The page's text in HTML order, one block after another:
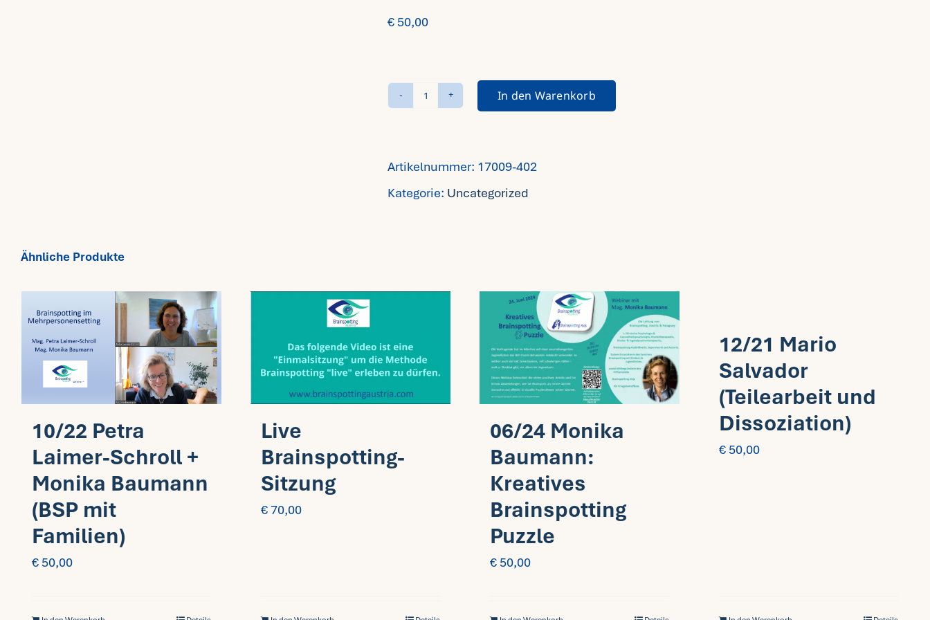
€ 50,00
Reflektierendes
03/25
In den Warenkorb
Artikelnummer: 17009-402
Kategorie: Uncategorized
Ähnliche Produkte
10/22 Petra
Laimer-Schroll +
Monika Baumann
(BSP mit
Familien)
€ 50,00
Live
Brainspotting-
Sitzung
€70,00
06/24 Monika
Baumann:
Kreatives
Brainspotting
Puzzle
€ 50,00
12/21 Mario
Salvador
(Teilearbeit und
Dissoziation)
€ 50,00